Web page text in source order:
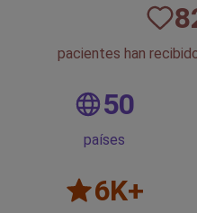
pacientes han
50
países
6K+